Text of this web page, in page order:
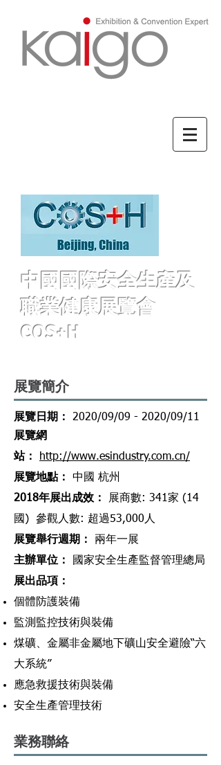
中國國際安全生產及
職業健康展覽會
COS+H
展覽簡介
​展覽日期：
2020/09/09 - 2020/09/11
​展覽網
站：
http://www.esindustry.com.cn/
​展覽地點：
中國 杭州
2018年展出成效 ：
展商數: 341家 (14
國) 參觀人數: 超過53,000人
展覽舉行週期 ： 兩年一展
主辦單位 ：
國家安全生產監督管理總局
展出品項 ：
個體防護裝備
監測監控技術與裝備
煤礦、金屬非金屬地下礦山安全避險“六
大系統”
應急救援技術與裝備
安全生產管理技術
​業務聯絡